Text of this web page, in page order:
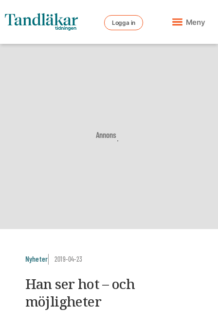
Logga in Meny
Annons
Nyheter 2019-04-23
Han ser hot – och
möjligheter